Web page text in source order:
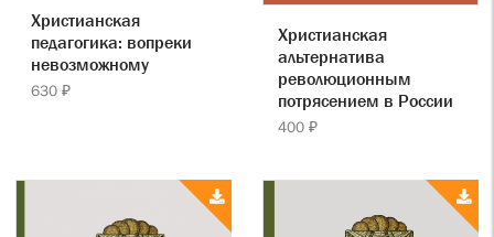
Христианская
педагогика: вопреки
невозможному
630 ₽
Христианская
альтернатива
революционным
потрясением в России
400 ₽